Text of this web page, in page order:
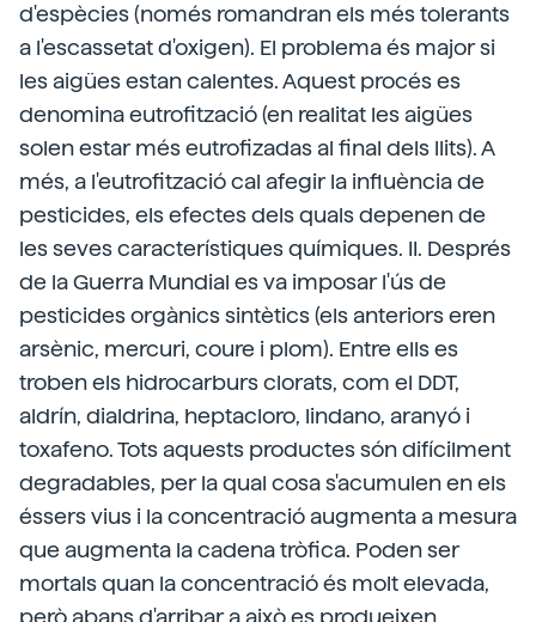
d'espècies (només romandran els més tolerants
a l'escassetat d'oxigen). El problema és major si
les aigües estan calentes. Aquest procés es
denomina eutrofització (en realitat les aigües
solen estar més eutrofizadas al final dels llits). A
més, a l'eutrofització cal afegir la influència de
pesticides, els efectes dels quals depenen de
les seves característiques químiques. II. Després
de la Guerra Mundial es va imposar l'ús de
pesticides orgànics sintètics (els anteriors eren
arsènic, mercuri, coure i plom). Entre ells es
troben els hidrocarburs clorats, com el DDT,
aldrín, dialdrina, heptacloro, lindano, aranyó i
toxafeno. Tots aquests productes són difícilment
degradables, per la qual cosa s'acumulen en els
éssers vius i la concentració augmenta a mesura
que augmenta la cadena tròfica. Poden ser
mortals quan la concentració és molt elevada,
però abans d'arribar a això es produeixen